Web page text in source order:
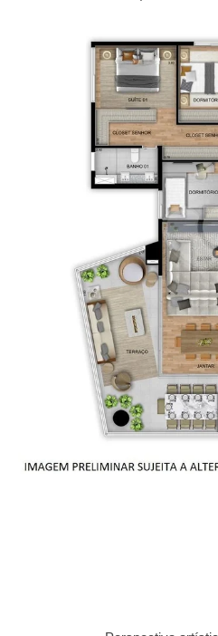
alta do prédio e espaço
em uma casa térrea de fato.
O Harmonia da Vila atende
que se pode querer em um
instalações em suas áreas
com raia de 25 metros e
para manter a saúde em
churrasqueira e área
amigos e familiares; salão
brinquedoteca e playground,